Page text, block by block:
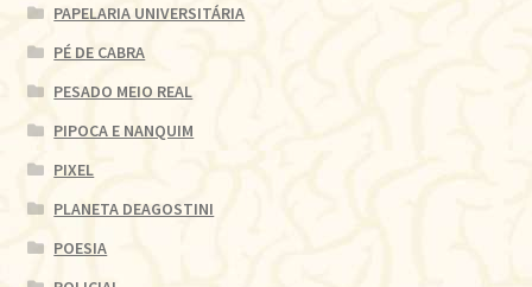
PAPELARIA UNIVERSITÁRIA
PÉ DE CABRA
PESADO MEIO REAL
PIPOCA E NANQUIM
PIXEL
PLANETA DEAGOSTINI
POESIA